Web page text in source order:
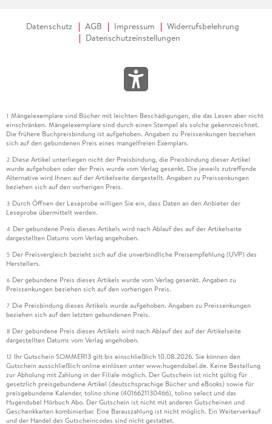
Datenschutz AGB Impressum
Widerrufsbelehrung
Datenschutzeinstellungen
1 Mängelexemplare sind Bücher mit leichten Beschädigungen, die das Lesen aber nicht
einschränken. Mängelexemplare sind durch einen Stempel als solche gekennzeichnet.
Die frühere Buchpreisbindung ist aufgehoben. Angaben zu Preissenkungen beziehen
sich auf den gebundenen Preis eines mangelfreien Exemplars.
2 Diese Artikel unterliegen nicht der Preisbindung, die Preisbindung dieser Artikel
wurde aufgehoben oder der Preis wurde vom Verlag gesenkt. Die jeweils zutreffende
Alternative wird Ihnen auf der Artikelseite dargestellt. Angaben zu Preissenkungen
beziehen sich auf den vorherigen Preis.
3 Durch Öffnen der Leseprobe willigen Sie ein, dass Daten an den Anbieter der
Leseprobe übermittelt werden.
4 Der gebundene Preis dieses Artikels wird nach Ablauf des auf der Artikelseite
dargestellten Datums vom Verlag angehoben.
5 Der Preisvergleich bezieht sich auf die unverbindliche Preisempfehlung (UVP) des
Herstellers.
6 Der gebundene Preis dieses Artikels wurde vom Verlag gesenkt. Angaben zu
Preissenkungen beziehen sich auf den vorherigen Preis.
7 Die Preisbindung dieses Artikels wurde aufgehoben. Angaben zu Preissenkungen
beziehen sich auf den letzten gebundenen Preis.
8 Der gebundene Preis dieses Artikels wird nach Ablauf des auf der Artikelseite
dargestellten Datums vom Verlag angehoben.
12 Ihr Gutschein SOMMER13 gilt bis einschließlich 10.08.2026. Sie können den
Gutschein ausschließlich online einlösen unter www.hugendubel.de. Keine Bestellung
zur Abholung mit Zahlung in der Filiale möglich. Der Gutschein ist nicht gültig für
gesetzlich preisgebundene Artikel (deutschsprachige Bücher und eBooks) sowie für
preisgebundene Kalender, tolino shine (4016621130466), tolino select und das
Hugendubel Hörbuch Abo. Der Gutschein ist nicht mit anderen Gutscheinen und
Geschenkkarten kombinierbar. Eine Barauszahlung ist nicht möglich. Ein Weiterverkauf
und der Handel des Gutscheincodes sind nicht gestattet.